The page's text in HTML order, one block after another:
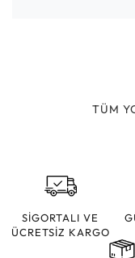
TÜM
SİGORTALI VE
ÜCRETSİZ KARGO